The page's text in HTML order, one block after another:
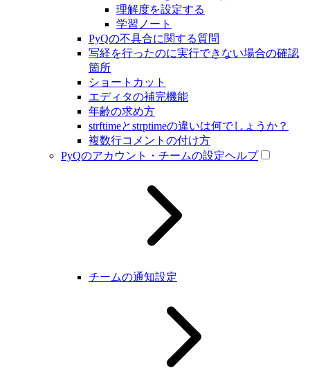
理解度を設定する
学習ノート
PyQの不具合に関する質問
写経を行ったのに実行できない場合の確認
箇所
ショートカット
エディタの補完機能
年齢の求め方
strftimeとstrptimeの違いは何でしょうか？
複数行コメントの付け方
PyQのアカウント・チームの設定ヘルプ
チームの通知設定